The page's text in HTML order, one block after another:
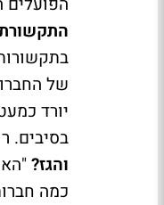
של
יורד
בסיבים.
והגז?
כמה